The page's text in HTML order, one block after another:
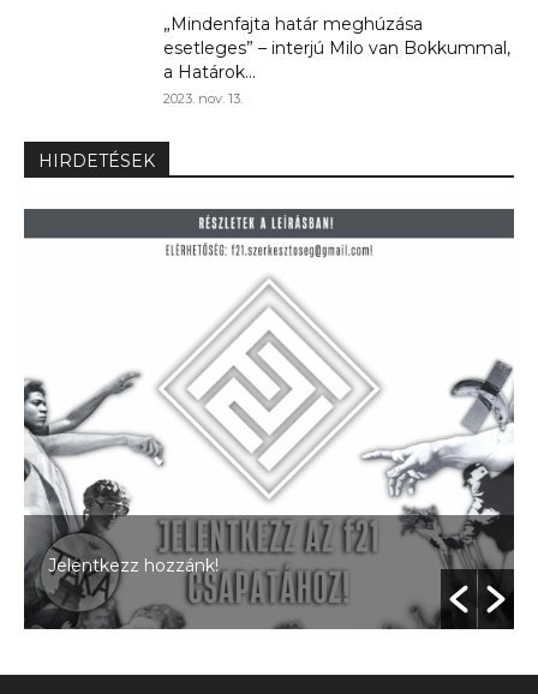
„Mindenfajta határ meghúzása
esetleges” – interjú Milo van Bokkummal,
a Határok...
2023. nov. 13.
HIRDETÉSEK
Jelentkezz hozzánk!